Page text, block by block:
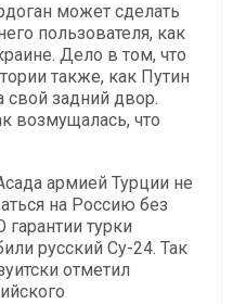
может сделать
пользователя, как
Дело в том, что
также, как Путин
свой задний двор.
возмущалась, что
армией Турции не
на Россию без
турки
русский Су-24. Так
отметил